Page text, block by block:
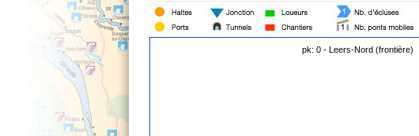
pk: 0 - Leers-Nord (frontière)